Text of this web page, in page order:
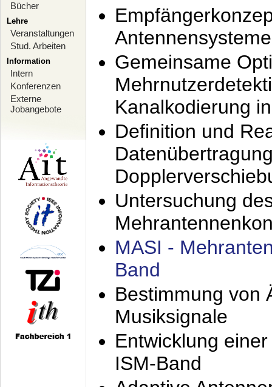
Bücher
Lehre
Veranstaltungen
Stud. Arbeiten
Information
Intern
Konferenzen
Externe
Jobangebote
Antennensysteme
Gemeinsame
Kanalkodierung
Definition und
Untersuchung
MASI -
Band
Bestimmung von
Musiksignale
Entwicklung
ISM-Band